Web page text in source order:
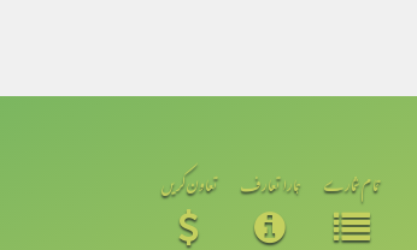
تمام شمارے ہمارا تعارف تعاون کریں